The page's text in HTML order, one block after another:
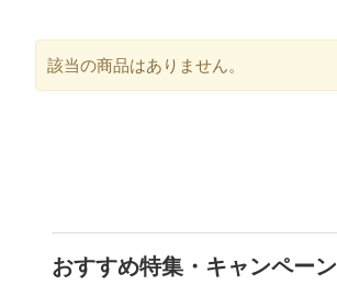
該当の商品はありません。
おすすめ特集・キャンペーン